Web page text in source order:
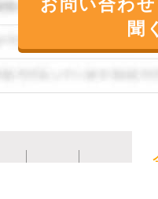
お問い合わ
聞く